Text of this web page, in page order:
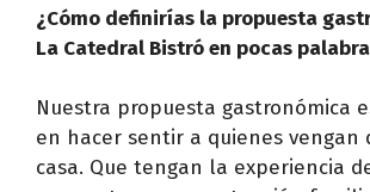
¿Cómo definirías la propuesta
La Catedral Bistró en pocas
Nuestra propuesta gastronómica
en hacer sentir a quienes vengan
casa. Que tengan la experiencia